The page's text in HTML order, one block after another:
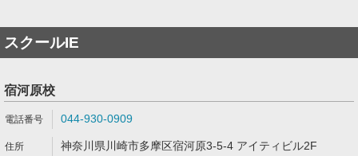
スクールIE
宿河原校
044-930-0909
神奈川県川崎市多摩区宿河原3-5-4 アイティビル2F